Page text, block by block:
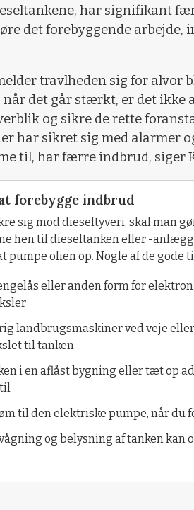
har signifikant
det forebyggende arbejde,
travlheden sig for alvor
når det går stærkt, er det ikke
og sikre de rette
har sikret sig med alarmer
til, har færre indbrud, siger
forebygge indbrud
sig mod dieseltyveri, skal man
hen til dieseltanken eller -
pumpe olien op. Nogle af de gode
eller anden form for
landbrugsmaskiner ved veje
til tanken
i en aflåst bygning eller tæt op
til den elektriske pumpe, når du
og belysning af tanken kan